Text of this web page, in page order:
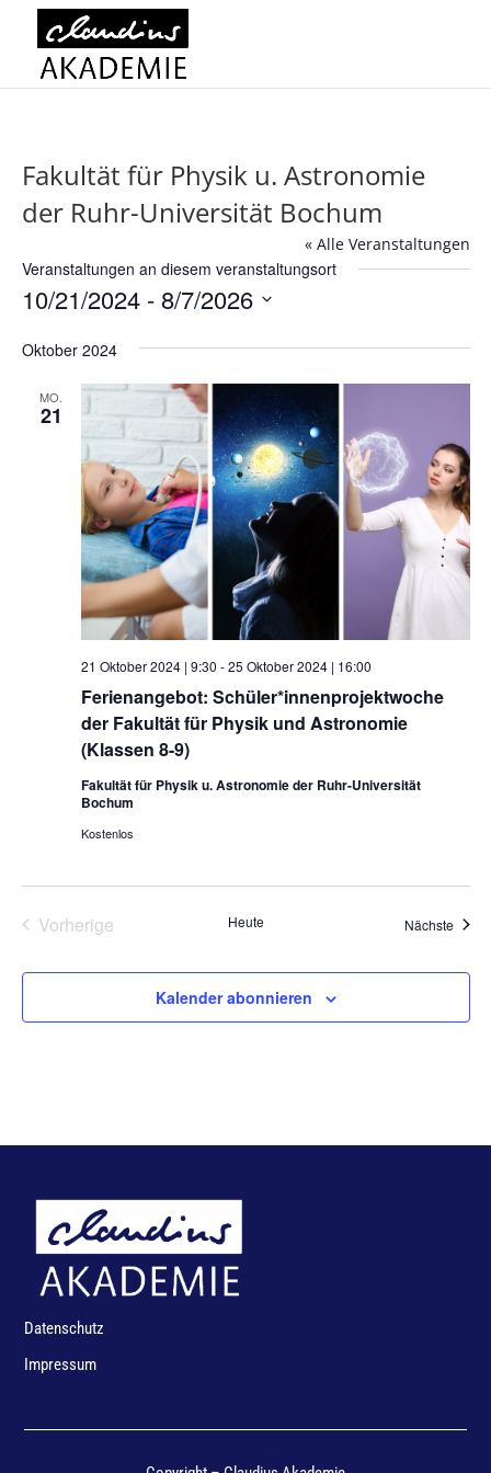
Fakultät für Physik u. Astronomie
der Ruhr-Universität Bochum
« Alle Veranstaltungen
Veranstaltungen an diesem veranstaltungsort
10/21/2024 - 8/7/2026
wählen.
Oktober 2024
MO.
21
Ferienangebot: Schüler*innenprojektwoche
der Fakultät für Physik und Astronomie
(Klassen 8-9)
21 Oktober 2024 | 9:30 -25 Oktober 2024 | 16:00
Fakultät für Physik u. Astronomie der Ruhr-Universität
Bochum
Kostenlos
Vorherige
Heute Nächste
Kalender abonnieren
Datenschutz
Impressum